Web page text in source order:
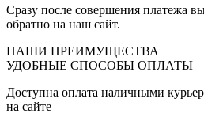
Сразу после совершения платежа
обратно на наш сайт.
НАШИ ПРЕИМУЩЕСТВА
УДОБНЫЕ СПОСОБЫ ОПЛАТЫ
Доступна оплата наличными
на сайте